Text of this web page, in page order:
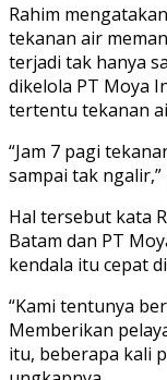
Rahim
tekanan air
terjadi tak hanya
dikelola PT Moya
tertentu tekanan
“Jam 7 pagi
sampai tak
Hal tersebut kata
Batam dan PT
kendala itu cepat
“Kami tentunya
Memberikan
itu, beberapa kali